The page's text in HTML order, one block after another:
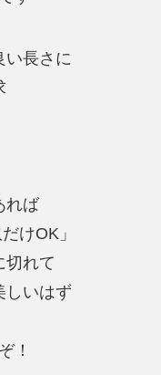
い長さに
れば
けOK」
切れて
しいはず
！